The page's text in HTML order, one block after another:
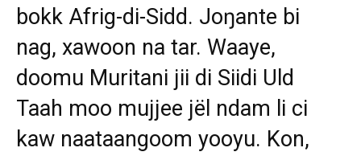
bokk Afrig-di-Sidd. Joŋante bi
nag, xawoon na tar. Waaye,
doomu Muritani jii di Siidi Uld
Taah moo mujjee jël ndam li ci
kaw naataangoom yooyu. Kon,